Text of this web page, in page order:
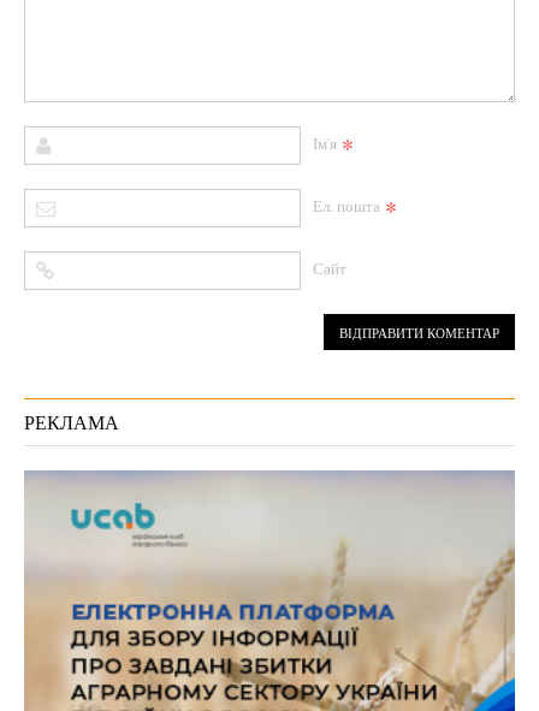
Ім'я *
Ел. пошта *
Сайт
РЕКЛАМА